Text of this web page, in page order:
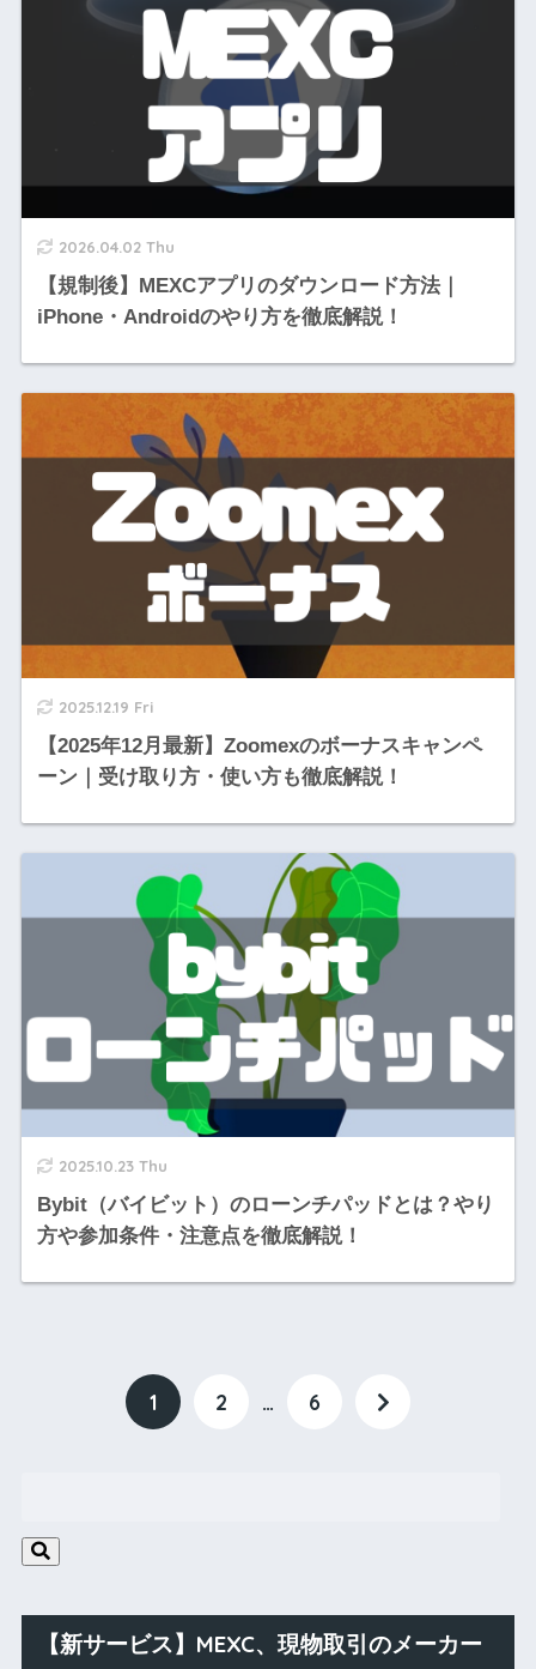
2026.04.02 Thu
【規制後】MEXCアプリのダウンロード方法｜
iPhone・Androidのやり方を徹底解説！
2025.12.19 Fri
【2025年12月最新】Zoomexのボーナスキャンペ
ーン｜受け取り方・使い方も徹底解説！
2025.10.23 Thu
Bybit（バイビット）のローンチパッドとは？やり
方や参加条件・注意点を徹底解説！
1 2 … 6
【新サービス】MEXC、現物取引のメーカー